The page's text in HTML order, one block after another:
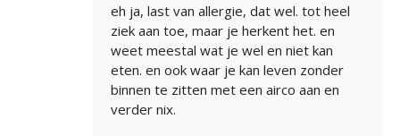
eh ja, last van allergie, dat wel. tot heel
ziek aan toe, maar je herkent het. en
weet meestal wat je wel en niet kan
eten. en ook waar je kan leven zonder
binnen te zitten met een airco aan en
verder nix.